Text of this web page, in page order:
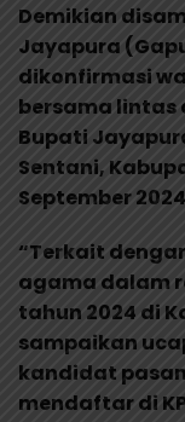
Demikian
Jayapura
dikonfirmasi
bersama lintas
Bupati
Sentani,
September
“Terkait
agama dalam
tahun 2024 di
sampaikan
kandidat
mendaftar di